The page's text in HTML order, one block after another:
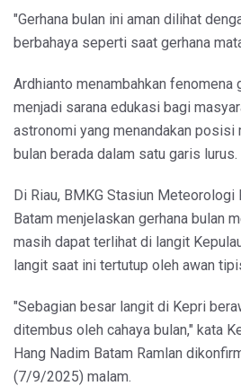
"Gerhana bulan ini aman dilihat
berbahaya seperti saat gerhana
Ardhianto menambahkan fenomena
menjadi sarana edukasi bagi
astronomi yang menandakan posisi
bulan berada dalam satu garis lurus.
Di Riau, BMKG Stasiun Meteorologi
Batam menjelaskan gerhana bulan
masih dapat terlihat di langit
langit saat ini tertutup oleh awan
"Sebagian besar langit di Kepri
ditembus oleh cahaya bulan," kata
Hang Nadim Batam Ramlan
(7/9/2025) malam.